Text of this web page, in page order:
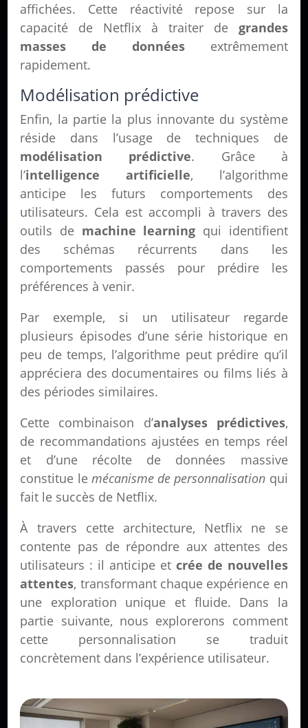
affichées. Cette réactivité repose sur la
capacité de Netflix à traiter de grandes
masses de donnéesextrêmement
rapidement.
Modélisation prédictive
Enfin, la partie la plus innovante du système
réside dans l’usage de techniques de
modélisation prédictive. Grâce à
l’intelligence artificielle, l’algorithme
anticipe les futurs comportements des
utilisateurs. Cela est accompli à travers des
outils de machine learning qui identifient
des schémas récurrents dans les
comportements passés pour prédire les
préférences à venir.
Par exemple, si un utilisateur regarde
plusieurs épisodes d’une série historique en
peu de temps, l’algorithme peut prédire qu’il
appréciera des documentaires ou films liés à
des périodes similaires.
Cette combinaison d’analyses prédictives,
de recommandations ajustées en temps réel
et d’une récolte de données massive
constitue le mécanisme de personnalisation qui
fait le succès de Netflix.
À travers cette architecture, Netflix ne se
contente pas de répondre aux attentes des
utilisateurs : il anticipe et crée de nouvelles
attentes, transformant chaque expérience en
une exploration unique et fluide. Dans la
partie suivante, nous explorerons comment
cette personnalisation se traduit
concrètement dans l’expérience utilisateur.